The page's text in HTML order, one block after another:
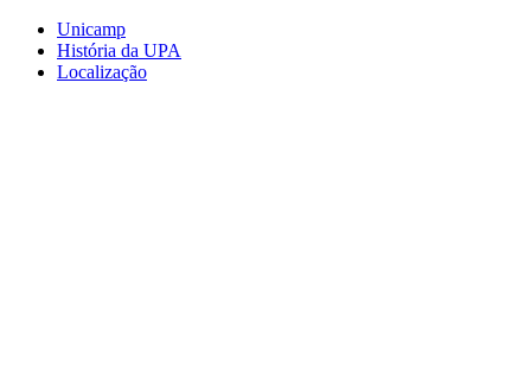
Conteúdo principal
Unicamp
História da UPA
Localização